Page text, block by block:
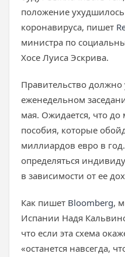
положение
коронавируса, пишет
министра по
Хосе Луиса Эскрива.
Правительство
еженедельном
мая. Ожидается, что
пособия, которые
миллиардов евро в
определяться
в зависимости от ее
Как пишет Bloomberg,
Испании Надя
что если эта схема
«останется навсегда,